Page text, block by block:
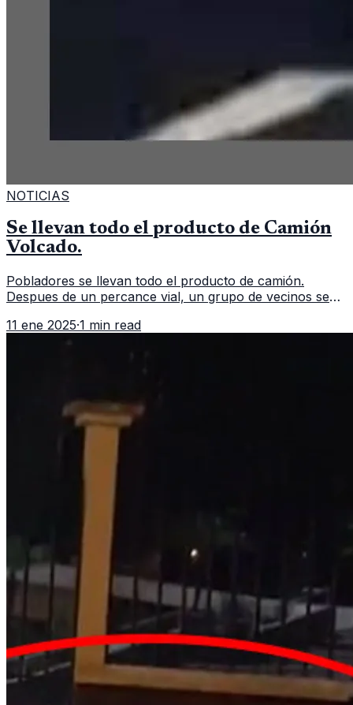
NOTICIAS
Se llevan todo el producto de Camión
Volcado.
Pobladores se llevan todo el producto de camión.
Despues de un percance vial, un grupo de vecinos se
repartidor que volcó. Un
11 ene 2025·1 min read